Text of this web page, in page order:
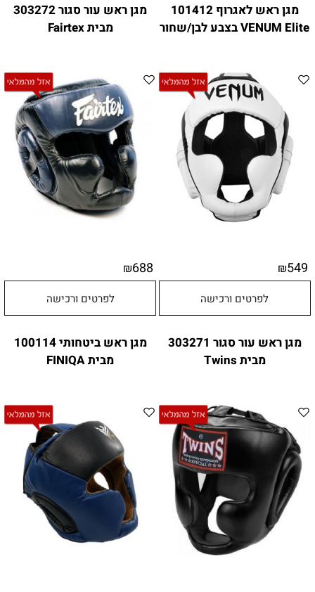
מגן ראש לאגרוף 101412
VENUM Elite בצבע לבן/שחור
₪549
לפרטים ורכישה
מגן ראש עור סגור 303272
מבית Fairtex
₪688
לפרטים ורכישה
מגן ראש עור סגור 303271
מבית Twins
מגן ראש ביטחותי 100114
מבית FINIQA